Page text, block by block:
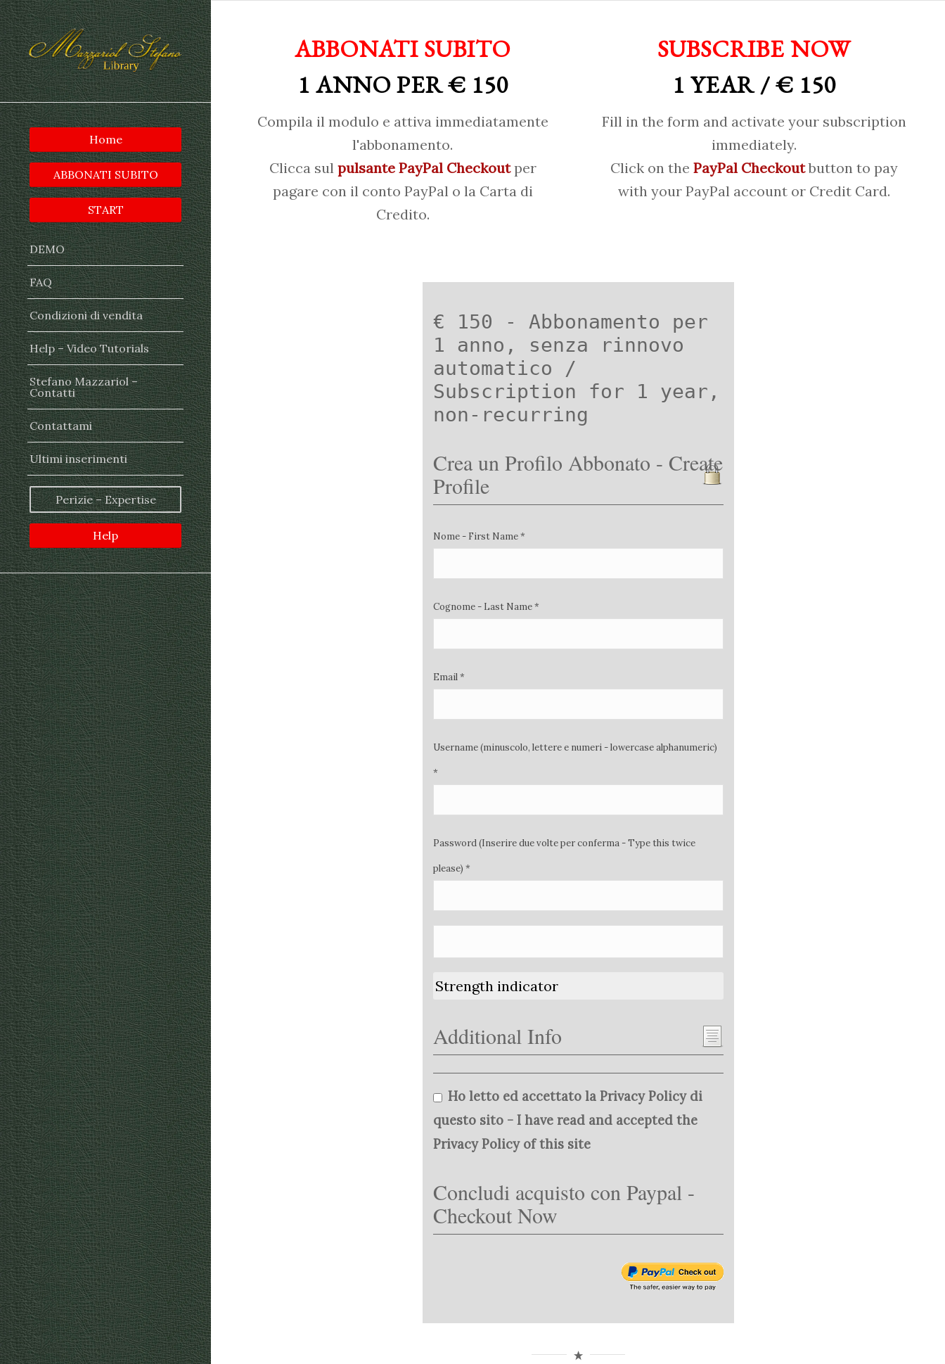
Home
ABBONATI SUBITO
START
DEMO
FAQ
Condizioni di vendita
Help – Video Tutorials
Stefano Mazzariol –
Contatti
Contattami
Ultimi inserimenti
Perizie – Expertise
Help
ABBONATI SUBITO
1 ANNO PER € 150
Compila il modulo e attiva immediatamente
l'abbonamento.
Clicca sul pulsante PayPal Checkoutper
pagare con il conto PayPal o la Carta di
Credito.
SUBSCRIBE NOW
1 YEAR / € 150
Fill in the form and activate your subscription
immediately.
Click on the PayPal Checkoutbutton to pay
with your PayPal account or Credit Card.
€ 150 - Abbonamento per
1 anno, senza rinnovo
automatico /
Subscription for 1 year,
non-recurring
Crea un Profilo Abbonato - Create
Profile
Nome - First Name *
Cognome - Last Name *
Email *
Username (minuscolo, lettere e numeri - lowercase alphanumeric)
*
Password (Inserire due volte per conferma - Type this twice
please) *
Strength indicator
Additional Info
Ho letto ed accettato la Privacy Policy di
questo sito - I have read and accepted the
Privacy Policy of this site
Concludi acquisto con Paypal -
Checkout Now